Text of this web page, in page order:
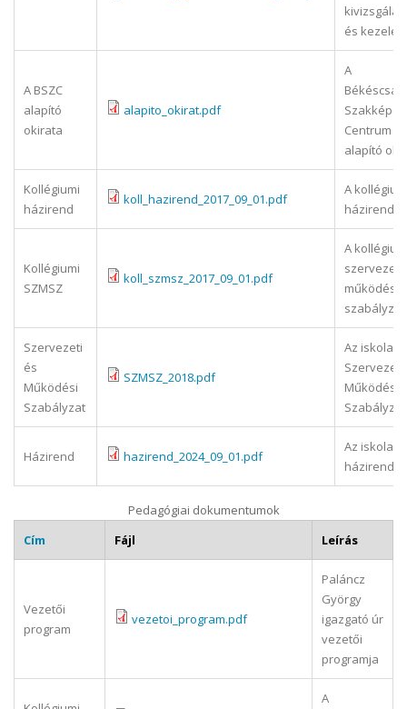
és
A BSZC
alapító
okirata
alapito_okirat.pdf
A
Centrum
alapító
Kollégiumi
házirend
koll_hazirend_2017_09_01.pdf
A
házirendje
Kollégiumi
SZMSZ
koll_szmsz_2017_09_01.pdf
A kollégium
szervezeti
működési
Szervezeti
és
Működési
Szabályzat
SZMSZ_2018.pdf
Az iskola
Szervezeti
Működési
Házirend hazirend_2024_09_01.pdf
Az iskola
házirendje.
Pedagógiai dokumentumok
Cím
Fájl Leírás
Vezetői
program
vezetoi_program.pdf
Paláncz
György
igazgató úr
vezetői
programja
A